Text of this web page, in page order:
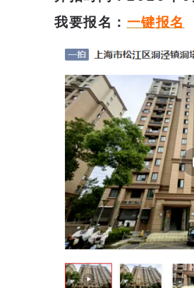
我要报名： 一键报名